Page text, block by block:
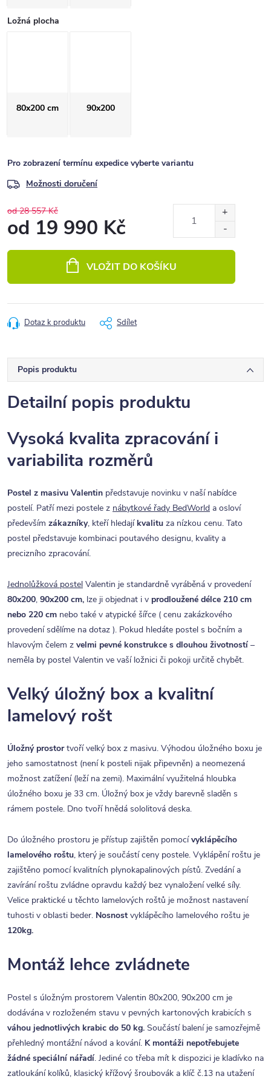
Ložná plocha
80x200 cm 90x200
Pro zobrazení termínu expedice vyberte variantu
Možnosti doručení
od 28 557 Kč
od 19 990 Kč
VLOŽIT DO KOŠÍKU
Dotaz k produktu Sdílet
Popis produktu
Detailní popis produktu
Vysoká kvalita zpracování i
variabilita rozměrů
Postel z masivu Valentin představuje novinku v naší nabídce
postelí. Patří mezi postele z nábytkové řady BedWorld a osloví
především zákazníky, kteří hledajíkvalitu za nízkou cenu. Tato
postel představuje kombinaci poutavého designu, kvality a
precizního zpracování.
Jednolůžková postel Valentin je standardně vyráběná v provedení
80x200, 90x200 cm, lze ji objednat i v prodloužené délce 210 cm
nebo 220 cm nebo také v atypické šířce ( cenu zakázkového
provedení sdělíme na dotaz ). Pokud hledáte postel s bočním a
hlavovým čelem z velmi pevné konstrukce s dlouhou životností –
neměla by postel Valentin ve vaší ložnici či pokoji určitě chybět.
Velký úložný box a kvalitní
lamelový rošt
Úložný prostortvoří velký box z masivu. Výhodou úložného boxu je
jeho samostatnost (není k posteli nijak připevněn) a neomezená
možnost zatížení (leží na zemi). Maximální využitelná hloubka
úložného boxu je 33 cm. Úložný box je vždy barevně sladěn s
rámem postele. Dno tvoří hnědá sololitová deska.
Do úložného prostoru je přístup zajištěn pomocívyklápěcího
lamelového roštu, který je součástí ceny postele. Vyklápění roštu je
zajištěno pomocí kvalitních plynokapalinových pístů. Zvedání a
zavírání roštu zvládne opravdu každý bez vynaložení velké síly.
Velice praktické u těchto lamelových roštů je možnost nastavení
tuhosti v oblasti beder. Nosnost vyklápěcího lamelového roštu je
120kg.
Montáž lehce zvládnete
Postel s úložným prostorem Valentin 80x200, 90x200 cm je
dodávána v rozloženém stavu v pevných kartonových krabicích s
váhou jednotlivých krabic do 50 kg. Součástí balení je samozřejmě
přehledný montážní návod a kování. K montáži nepotřebujete
žádné speciální nářadí. Jediné co třeba mít k dispozici je kladívko na
zatloukání kolíků, klasický křížový šroubovák a klíč č.13 na utažení